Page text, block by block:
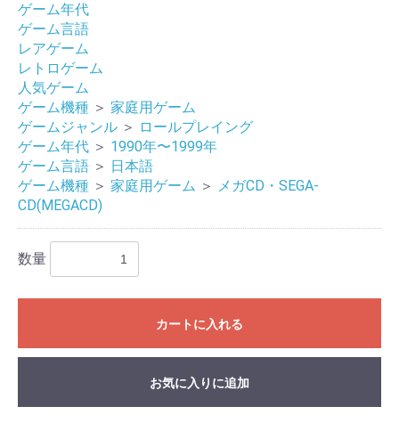
ゲーム年代
ゲーム言語
レアゲーム
レトロゲーム
人気ゲーム
ゲーム機種 ＞ 家庭用ゲーム
ゲームジャンル ＞ ロールプレイング
ゲーム年代 ＞ 1990年〜1999年
ゲーム言語 ＞ 日本語
ゲーム機種 ＞ 家庭用ゲーム ＞ メガCD・SEGA-
CD(MEGACD)
数量
カートに入れる
お気に入りに追加